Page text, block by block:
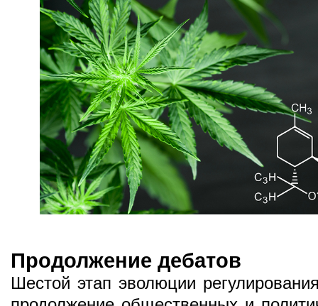
Продолжение дебатов
Шестой этап эволюции